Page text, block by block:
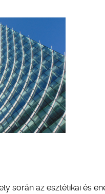
során az esztétikai és